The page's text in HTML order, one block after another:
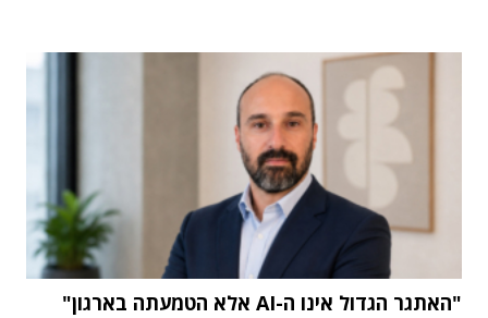
"האתגר הגדול אינו ה-AI אלא הטמעתה בארגון"